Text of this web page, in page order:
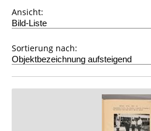
Ansicht:
Sortierung nach: